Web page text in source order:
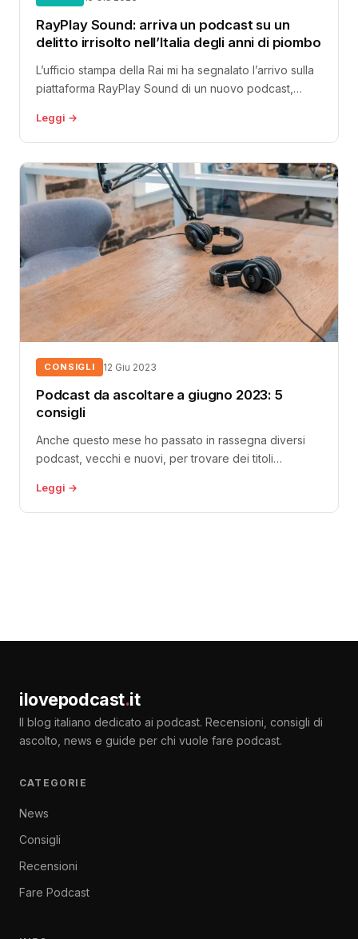
RayPlay Sound: arriva un podcast su un
delitto irrisolto nell’Italia degli anni di piombo
L’ufficio stampa della Rai mi ha segnalato l’arrivo sulla
piattaforma RayPlay Sound di un nuovo podcast,
Leggi →
CONSIGLI 12 Giu 2023
Podcast da ascoltare a giugno 2023: 5
consigli
Anche questo mese ho passato in rassegna diversi
podcast, vecchi e nuovi, per trovare dei titoli
Leggi →
ilovepodcast.it
Il blog italiano dedicato ai podcast. Recensioni, consigli di
ascolto, news e guide per chi vuole fare podcast.
CATEGORIE
News
Consigli
Recensioni
Fare Podcast